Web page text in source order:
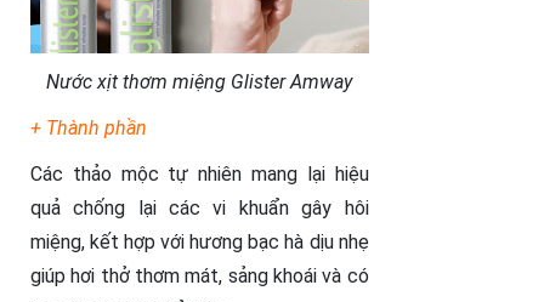
Nước xịt thơm miệng Glister Amway
+ Thành phần
Các thảo mộc tự nhiên mang lại hiệu
quả chống lại các vi khuẩn gây hôi
miệng, kết hợp với hương bạc hà dịu nhẹ
giúp hơi thở thơm mát, sảng khoái và có